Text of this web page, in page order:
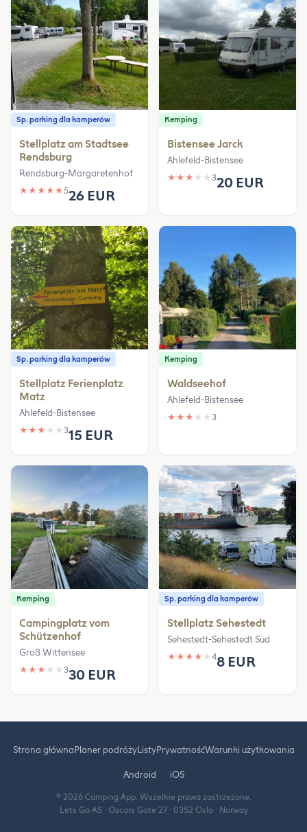
Sp. parking dla kamperów
Stellplatz am Stadtsee
Rendsburg
Rendsburg-Margaretenhof
★ ★ ★ ★ ★526 EUR
Kemping
Bistensee Jarck
Ahlefeld-Bistensee
★ ★ ★ ★ ★ 320 EUR
Sp. parking dla kamperów
Stellplatz Ferienplatz
Matz
Ahlefeld-Bistensee
★ ★ ★ ★ ★ 315 EUR
Kemping
Waldseehof
Ahlefeld-Bistensee
★ ★ ★ ★ ★ 3
Kemping
Campingplatz vom
Schützenhof
Groß Wittensee
★ ★ ★ ★ ★ 330 EUR
Sp. parking dla kamperów
Stellplatz Sehestedt
Sehestedt-Sehestedt Süd
★ ★ ★ ★ ★ 48 EUR
Strona głównaPlaner podróżyListyPrywatnośćWarunki użytkowania
Android iOS
© 2026 Camping App. Wszelkie prawa zastrzeżone.
Lets Go AS · Oscars Gate 27 · 0352 Oslo · Norway